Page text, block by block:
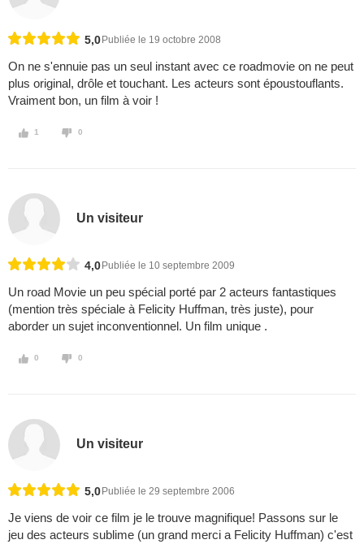
5,0 Publiée le 19 octobre 2008
On ne s'ennuie pas un seul instant avec ce roadmovie on ne peut
plus original, drôle et touchant. Les acteurs sont époustouflants.
Vraiment bon, un film à voir !
1 0
Un visiteur
4,0 Publiée le 10 septembre 2009
Un road Movie un peu spécial porté par 2 acteurs fantastiques
(mention très spéciale à Felicity Huffman, très juste), pour
aborder un sujet inconventionnel. Un film unique .
0 0
Un visiteur
5,0 Publiée le 29 septembre 2006
Je viens de voir ce film je le trouve magnifique! Passons sur le
jeu des acteurs sublime (un grand merci a Felicity Huffman) c'est